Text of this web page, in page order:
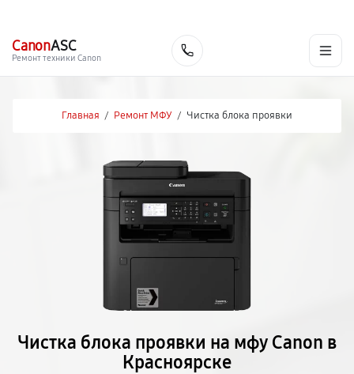
CanonASC
Ремонт техники Canon
Главная / Ремонт МФУ / Чистка блока проявки
Чистка блока проявки на мфу Canon в
Красноярске